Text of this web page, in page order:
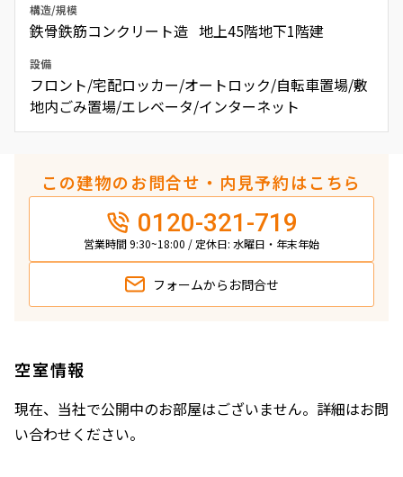
構造/規模
鉄骨鉄筋コンクリート造 地上45階地下1階建
設備
フロント/宅配ロッカー/オートロック/自転車置場/敷
地内ごみ置場/エレベータ/インターネット
この建物のお問合せ・内見予約はこちら
0120-321-719
営業時間 9:30~18:00 / 定休日: 水曜日・年末年始
フォームから お問合せ
空室情報
現在、当社で公開中のお部屋はございません。詳細はお問
い合わせください。